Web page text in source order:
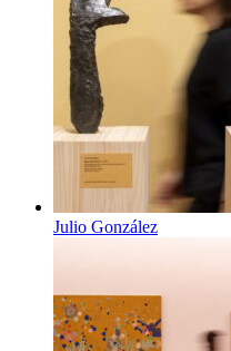
Julio González